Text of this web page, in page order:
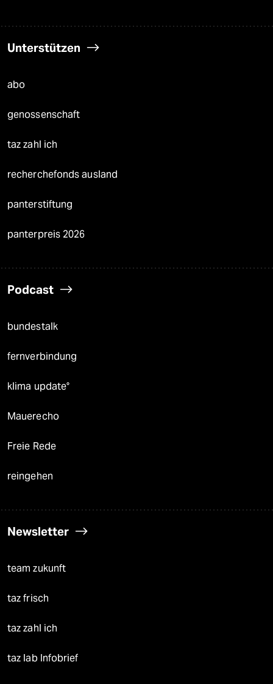
Unterstützen
abo
genossenschaft
taz zahl ich
recherchefonds ausland
panterstiftung
panterpreis 2026
Podcast
bundestalk
fernverbindung
klima update°
Mauerecho
Freie Rede
reingehen
Newsletter
team zukunft
taz frisch
taz zahl ich
taz lab Infobrief